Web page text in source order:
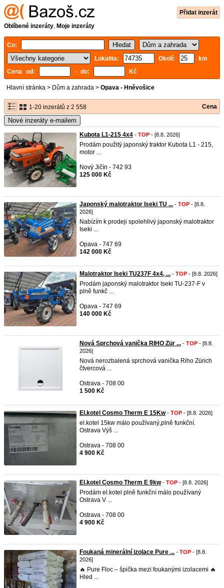
Přidat inzerát
Oblíbené inzeráty, Moje inzeráty
Co:
Lokalita:
Okolí:
km
Cena od:
- do: Kč
Hlavní stránka > Dům a zahrada > Opava - Hněvošice
1-20 inzerátů z 2 558 Cena
Nové inzeráty e-mailem
Kubota L1-215 4x4 - TOP - [8.8. 2026]
Prodám použitý japonský traktor Kubota L1 - 215,
motor ...
Nový Jičín - 742 93
125 000 Kč
Japonský malotraktor Iseki TU ... - TOP - [8.8.
2026]
Nabízím k prodeji spolehlivý japonský malotraktor
Iseki ...
Opava - 747 69
142 000 Kč
Malotraktor Iseki TU237F 4x4, ... - TOP - [8.8. 2026]
Prodám japonský malotraktor Iseki TU-237-F v
plně funkč ...
Opava - 747 69
140 000 Kč
Nová Sprchová vanička RIHO Zür ... - TOP - [8.8.
2026]
Nová nerozbalená sprchová vanička Riho Zürich
čtvercová ...
Ostrava - 708 00
1 500 Kč
El.kotel Cosmo Therm E 15Kw- TOP - [8.8. 2026]
el.kotel 15kw málo používaný,plně funkční.
Ostrava Výš ...
Ostrava - 708 00
4 900 Kč
El.kotel Cosmo Therm E 9kw- TOP - [8.8. 2026]
Prodám el.kotel plně funkční málo používaný
Ostrava V ...
Ostrava - 708 00
4 900 Kč
Foukaná minerální izolace Pure ... - TOP - [8.8.
2026]
🔥 Pure Floc – špička mezi foukanými izolacemi 🔥
Hled ...